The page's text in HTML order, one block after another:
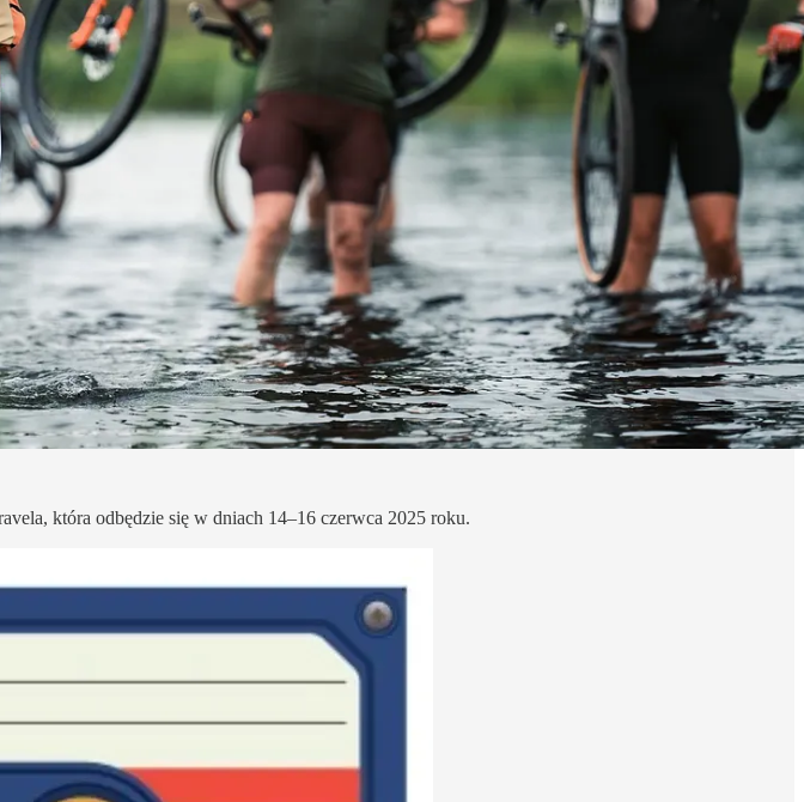
która odbędzie się w dniach 14–16 czerwca 2025 roku.